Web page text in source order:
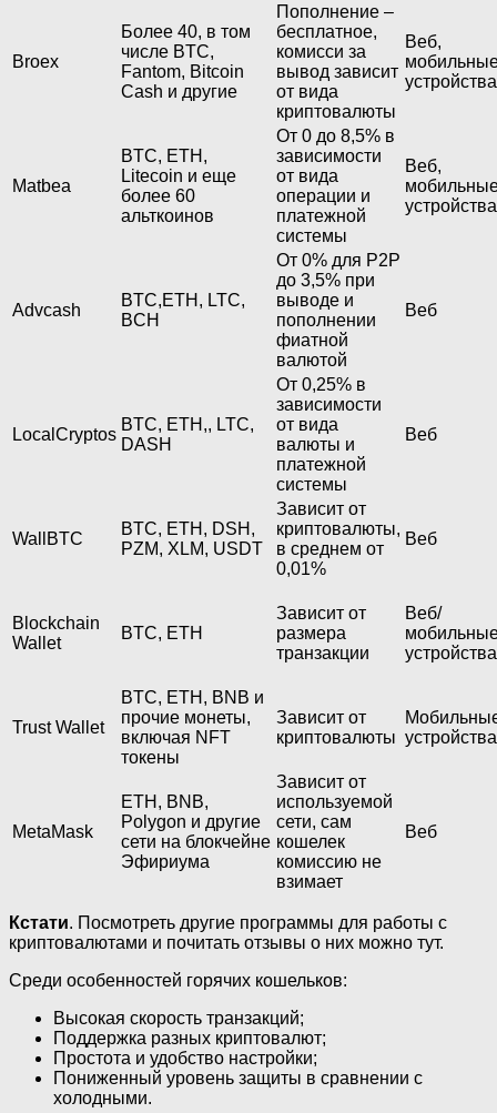
Broex
Более 40, в том
числе BTC,
Fantom, Bitcoin
Cash и другие
Пополнение –
бесплатное,
комисси за
вывод зависит
от вида
криптовалюты
Веб,
устройства
Matbea
BTC, ETH,
Litecoin и еще
более 60
альткоинов
От 0 до 8,5% в
зависимости
от вида
операции и
платежной
системы
Веб,
устройства
Advcash
BTC,ETH, LTC,
BCH
От 0% для P2P
до 3,5% при
выводе и
пополнении
фиатной
валютой
Веб
LocalCryptos
BTC, ETH,, LTC,
DASH
От 0,25% в
зависимости
от вида
валюты и
платежной
системы
Веб
WallBTC
BTC, ETH, DSH,
PZM, XLM, USDT
Зависит от
криптовалюты,
в среднем от
0,01%
Веб
Blockchain
Wallet
BTC, ETH
Зависит от
размера
транзакции
Веб/
устройства
Trust Wallet
BTC, ETH, BNB и
прочие монеты,
включая NFT
токены
Зависит от
криптовалюты устройства
MetaMask
ETH, BNB,
Polygon и другие
сети на блокчейне
Эфириума
Зависит от
используемой
сети, сам
кошелек
комиссию не
взимает
Веб
Кстати. Посмотреть другие программы для работы с
криптовалютами и почитать отзывы о них можно тут.
Среди особенностей горячих кошельков:
Высокая скорость транзакций;
Поддержка разных криптовалют;
Простота и удобство настройки;
Пониженный уровень защиты в сравнении с
холодными.